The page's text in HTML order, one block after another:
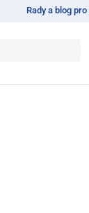
Rady a blog